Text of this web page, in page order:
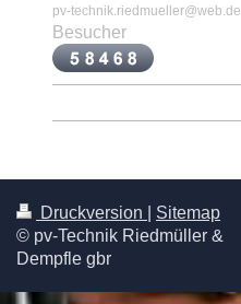
pv-technik.riedmueller@web.de
Besucher
Druckversion
Sitemap
© pv-Technik Riedmüller &
Dempfle gbr